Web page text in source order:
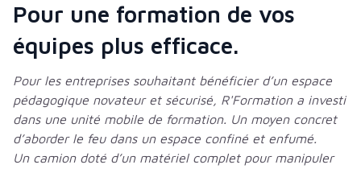
Pour une formation de vos
équipes plus efficace.
Pour les entreprises souhaitant bénéficier d’un espace
pédagogique novateur et sécurisé, R'Formation a investi
dans une unité mobile de formation. Un moyen concret
d’aborder le feu dans un espace confiné et enfumé.
Un camion doté d’un matériel complet pour manipuler